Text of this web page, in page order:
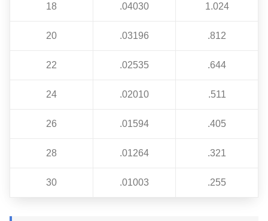
18 .04030 1.024
20 .03196 .812
22 .02535 .644
24 .02010 .511
26 .01594 .405
28 .01264 .321
30 .01003 .255